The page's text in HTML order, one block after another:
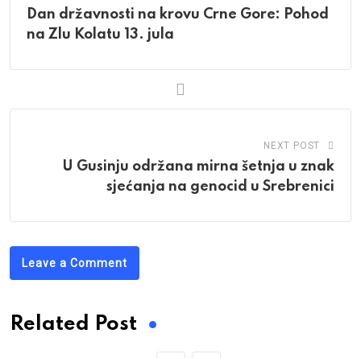
Dan državnosti na krovu Crne Gore: Pohod
na Zlu Kolatu 13. jula
NEXT POST
U Gusinju održana mirna šetnja u znak
sjećanja na genocid u Srebrenici
Leave a Comment
Related Post